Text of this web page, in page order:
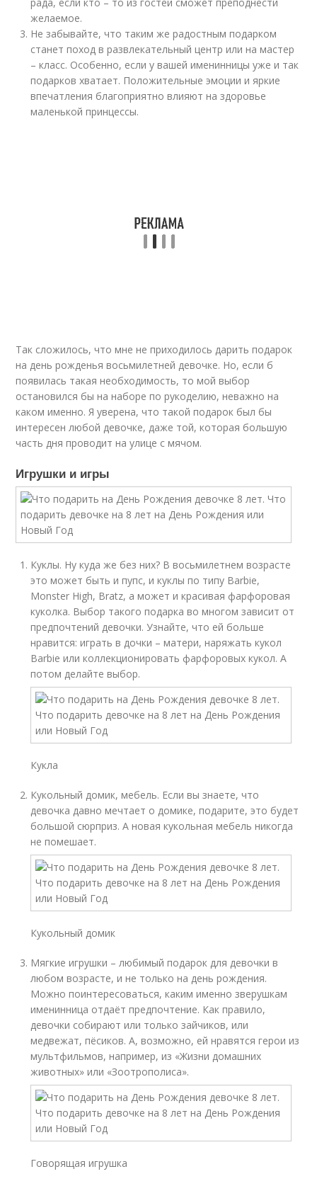
желаемое.
Не забывайте, что таким же радостным подарком
станет поход в развлекательный центр или на мастер
– класс. Особенно, если у вашей именинницы уже и так
подарков хватает. Положительные эмоции и яркие
впечатления благоприятно влияют на здоровье
маленькой принцессы.
Так сложилось, что мне не приходилось дарить подарок
на день рожденья восьмилетней девочке. Но, если б
появилась такая необходимость, то мой выбор
остановился бы на наборе по рукоделию, неважно на
каком именно. Я уверена, что такой подарок был бы
интересен любой девочке, даже той, которая большую
часть дня проводит на улице с мячом.
Игрушки и игры
Куклы. Ну куда же без них? В восьмилетнем возрасте
это может быть и пупс, и куклы по типу Barbie,
Monster High, Bratz, а может и красивая фарфоровая
куколка. Выбор такого подарка во многом зависит от
предпочтений девочки. Узнайте, что ей больше
нравится: играть в дочки – матери, наряжать кукол
Barbie или коллекционировать фарфоровых кукол. А
потом делайте выбор.
Кукла
Кукольный домик, мебель. Если вы знаете, что
девочка давно мечтает о домике, подарите, это будет
большой сюрприз. А новая кукольная мебель никогда
не помешает.
Кукольный домик
Мягкие игрушки – любимый подарок для девочки в
любом возрасте, и не только на день рождения.
Можно поинтересоваться, каким именно зверушкам
именинница отдаёт предпочтение. Как правило,
девочки собирают или только зайчиков, или
медвежат, пёсиков. А, возможно, ей нравятся герои из
мультфильмов, например, из «Жизни домашних
животных» или «Зоотрополиса».
Говорящая игрушка